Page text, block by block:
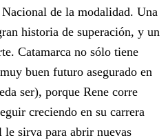
de la modalidad. Una
historia de superación, y un
Catamarca no sólo tiene
buen futuro asegurado en
ser), porque Rene corre
creciendo en su carrera
sirva para abrir nuevas